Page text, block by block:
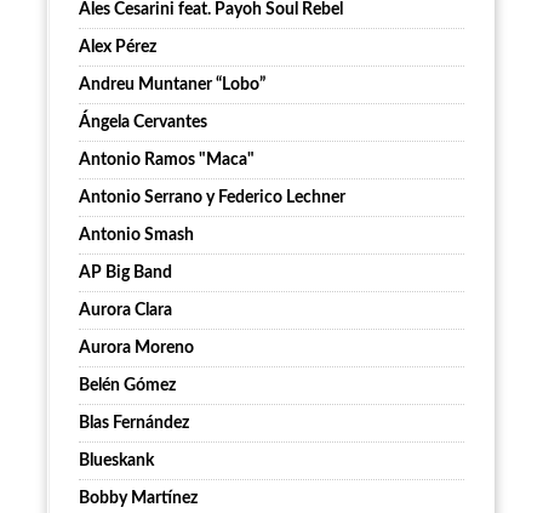
Ales Cesarini feat. Payoh Soul Rebel
Alex Pérez
Andreu Muntaner “Lobo”
Ángela Cervantes
Antonio Ramos "Maca"
Antonio Serrano y Federico Lechner
Antonio Smash
AP Big Band
Aurora Clara
Aurora Moreno
Belén Gómez
Blas Fernández
Blueskank
Bobby Martínez